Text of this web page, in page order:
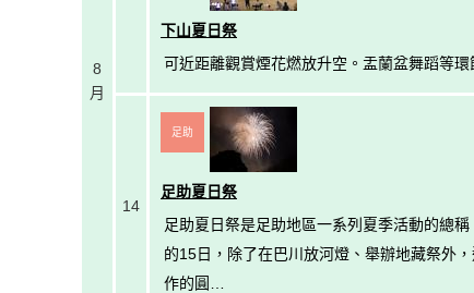
8
月
下山夏日祭
可近距離觀賞煙花燃放升空。盂蘭盆舞蹈等
14
足助
足助夏日祭
足助夏日祭是足助地區一系列夏季活動的總
的15日，除了在巴川放河燈、舉辦地藏祭外
作的圓…